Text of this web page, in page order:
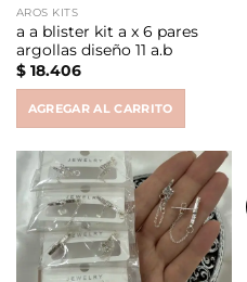
AROS KITS
a a blister kit a x 6 pares
argollas diseño 11 a.b
$18.406
AGREGAR AL CARRITO